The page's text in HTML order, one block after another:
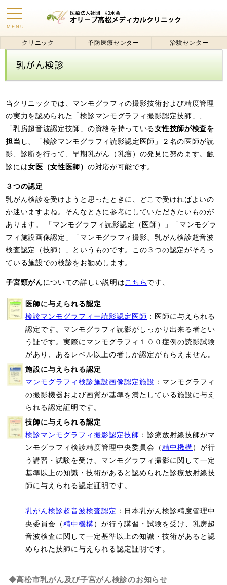
toggle
navigation
MENU
クリニック 予防医療センター 治験センター
乳がん検診
当クリニックでは、マンモグラフィの撮影技術および精度管理
の実力を認められた「検診マンモグラフィ撮影認定技師」、
「乳房超音波認定技師」の資格を持っている女性技師が検査を
担当 し、「検診マンモグラフィ読影認定医師」２名の医師が読
影、診断を行って、早期乳がん（乳癌）の発見に努めます。触
診には女医（女性医師） の対応が可能です。
３つの認定
乳がん検診を受けようと思ったときに、どこで受ければよいの
か迷いますよね。そんなときに参考にしていただきたいものが
あります。 「マンモグラフィ読影認定（医師）」「マンモグラ
フィ施設画像認定」「マンモグラフィ撮影、乳がん検診超音波
検査認定（技師）」というものです。この３つの認定がそろっ
ている施設での検診をお勧めします。
子宮頸がんについての詳しい説明はこちらです、
医師に与えられる認定
検診マンモグラフィー読影認定医師 ：医師に与えられる
認定です。マンモグラフィ読影がしっかり出来る者とい
う証です。実際にマンモグラフィ１００症例の読影試験
があり、あるレベル以上の者しか認定がもらえません。
施設に与えられる認定
マンモグラフィ検診施設画像認定施設 ：マンモグラフィ
の撮影機器および画質が基準を満たしている施設に与え
られる認定証明です。
技師に与えられる認定
検診マンモグラフィ撮影認定技師 ：診療放射線技師がマ
ンモグラフィ検診精度管理中央委員会（精中機構）が行
う講習・試験を受け、マンモグラフィ撮影に関して一定
基準以上の知識・技術があると認められた診療放射線技
師に与えられる認定証明です。
乳がん検診超音波検査認定 ：日本乳がん検診精度管理中
央委員会（精中機構）が行う講習・試験を受け、乳房超
音波検査に関して一定基準以上の知識・技術があると認
められた技師に与えられる認定証明です。
◆高松市乳がん及び子宮がん検診のお知らせ